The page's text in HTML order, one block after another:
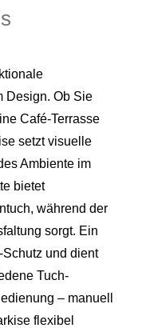
Design. Ob Sie
Café-Terrasse
setzt visuelle
Ambiente im
bietet
während der
sorgt. Ein
und dient
Tuch-
– manuell
flexibel